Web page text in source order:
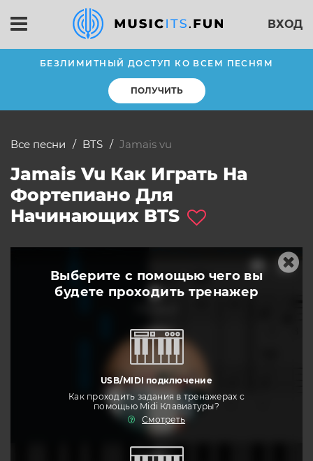
ВХОД
БЕЗЛИМИТНЫЙ ДОСТУП КО ВСЕМ ПЕСНЯМ
ПОЛУЧИТЬ
Все песни BTS jamais vu
Jamais Vu Как Играть На
Фортепиано Для
Начинающих BTS
Выберите с помощью чего вы
будете проходить тренажер
USB/MIDI подключение
Как проходить задания в тренажерах с
помощью Midi Клавиатуры?
Смотреть